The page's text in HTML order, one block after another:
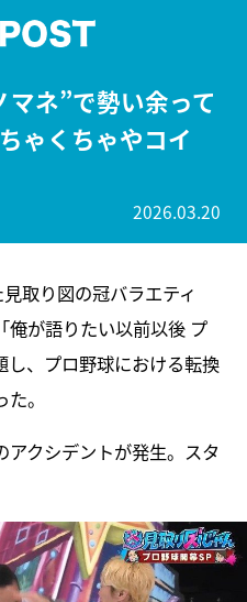
ネ”で勢い余って
ゃくちゃやコイ
2026.03.20
取り図の冠バラエティ
俺が語りたい以前以後 プ
し、プロ野球における転換
。
クシデントが発生。スタ